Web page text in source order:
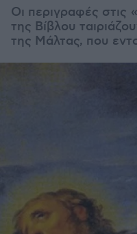
Οι περιγραφές στις
της Βίβλου
της Μάλτας, που